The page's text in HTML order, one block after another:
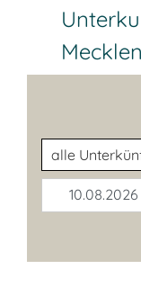
Unterkunftsart